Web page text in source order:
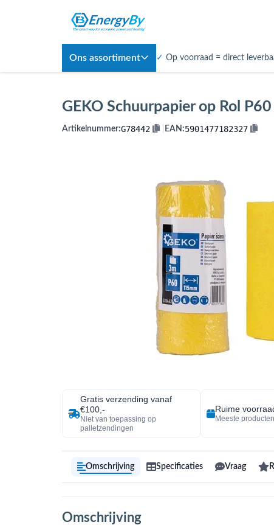
Ons assortiment ✓ Op voorraad = direct
GEKO Schuurpapier op Rol
Artikelnummer:G78442 EAN:5901477182327
Gratis verzending vanaf
€100,-
Niet van toepassing op
palletzendingen
Ruime
Meeste
Omschrijving Specificaties Vraag
Omschrijving